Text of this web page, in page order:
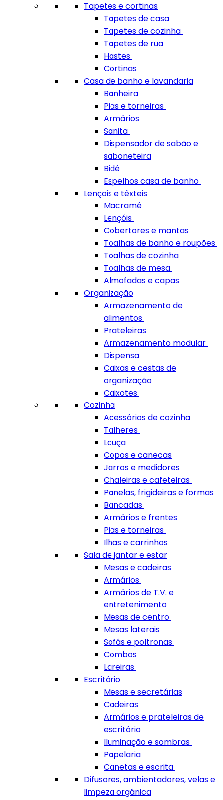
Tapetes e cortinas
Tapetes de casa
Tapetes de cozinha
Tapetes de rua
Hastes
Cortinas
Casa de banho e lavandaria
Banheira
Pias e torneiras
Armários
Sanita
Dispensador de sabão e
saboneteira
Bidé
Espelhos casa de banho
Lençois e têxteis
Macramé
Lençóis
Cobertores e mantas
Toalhas de banho e roupões
Toalhas de cozinha
Toalhas de mesa
Almofadas e capas
Organização
Armazenamento de
alimentos
Prateleiras
Armazenamento modular
Dispensa
Caixas e cestas de
organização
Caixotes
Cozinha
Acessórios de cozinha
Talheres
Louça
Copos e canecas
Jarros e medidores
Chaleiras e cafeteiras
Panelas, frigideiras e formas
Bancadas
Armários e frentes
Pias e torneiras
Ilhas e carrinhos
Sala de jantar e estar
Mesas e cadeiras
Armários
Armários de T.V. e
entretenimento
Mesas de centro
Mesas laterais
Sofás e poltronas
Combos
Lareiras
Escritório
Mesas e secretárias
Cadeiras
Armários e prateleiras de
escritório
Iluminação e sombras
Papelaria
Canetas e escrita
Difusores, ambientadores, velas e
limpeza orgânica